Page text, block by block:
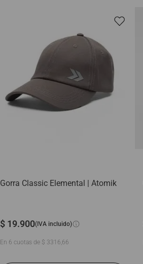
Gorra Classic Elemental | Atomik
$ 19.900(IVA incluido)
En 6 cuotas de $ 3316,66